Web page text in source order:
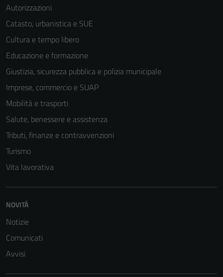
Autorizzazioni
Catasto, urbanistica e SUE
Cultura e tempo libero
Educazione e formazione
Giustizia, sicurezza pubblica e polizia municipale
Imprese, commercio e SUAP
Mobilità e trasporti
Salute, benessere e assistenza
Tributi, finanze e contravvenzioni
Turismo
Vita lavorativa
NOVITÀ
Notizie
Comunicati
Avvisi